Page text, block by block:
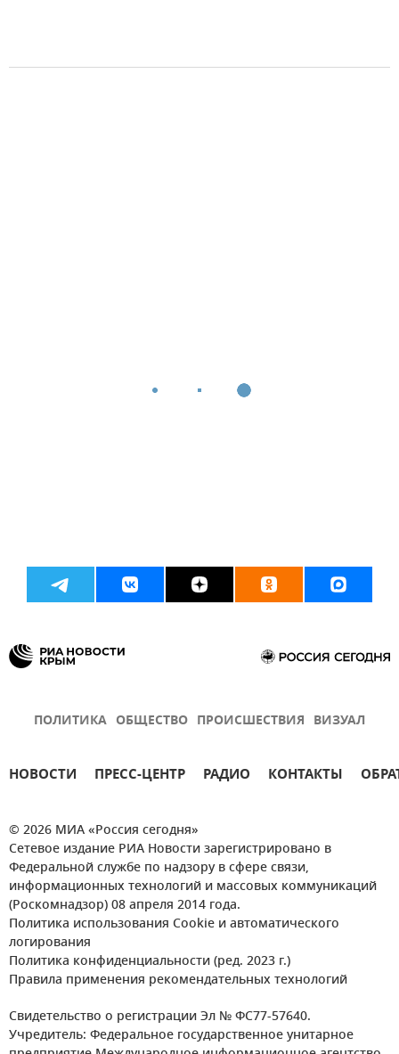
ПОЛИТИКА ОБЩЕСТВО ПРОИСШЕСТВИЯ ВИЗУАЛ
НОВОСТИ ПРЕСС-ЦЕНТР РАДИО КОНТАКТЫ
© 2026 МИА «Россия сегодня»
Сетевое издание РИА Новости зарегистрировано в
Федеральной службе по надзору в сфере связи,
информационных технологий и массовых коммуникаций
(Роскомнадзор) 08 апреля 2014 года.
Политика использования Cookie и автоматического
логирования
Политика конфиденциальности (ред. 2023 г.)
Правила применения рекомендательных технологий
Свидетельство о регистрации Эл № ФС77-57640.
Учредитель: Федеральное государственное унитарное